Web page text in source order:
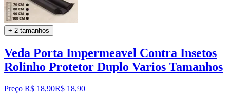
+ 2 tamanhos
Veda Porta Impermeavel Contra Insetos
Rolinho Protetor Duplo Varios Tamanhos
Preço R$ 18,90R$ 18,90